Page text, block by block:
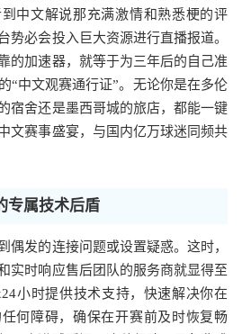
中文解说那充满激情和熟悉梗的评
势必会投入巨大资源进行直播报道。
的加速器，就等于为三年后的自己准
“中文观赛通行证”。无论你是在多伦
宿舍还是墨西哥城的旅店，都能一键
文赛事盛宴，与国内亿万球迷同频共
专属技术后盾
偶发的连接问题或设置疑惑。这时，
实时响应售后团队的服务商就显得至
小时提供技术支持，快速解决你在
何障碍，确保在开赛前及时恢复畅